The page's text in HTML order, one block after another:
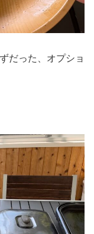
だった、オプショ